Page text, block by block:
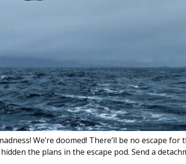
We’re doomed! There’ll be no escape for
the plans in the escape pod. Send a